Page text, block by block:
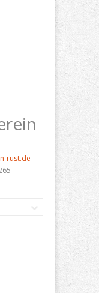
rust.de